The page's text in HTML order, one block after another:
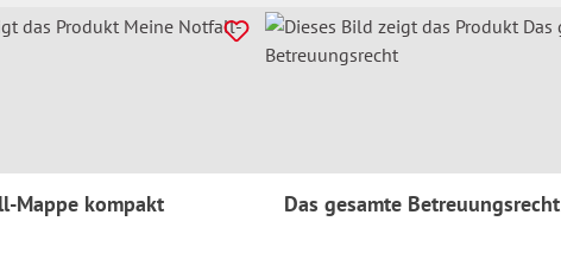
Mappe kompakt Das gesamte Betreuungsrecht